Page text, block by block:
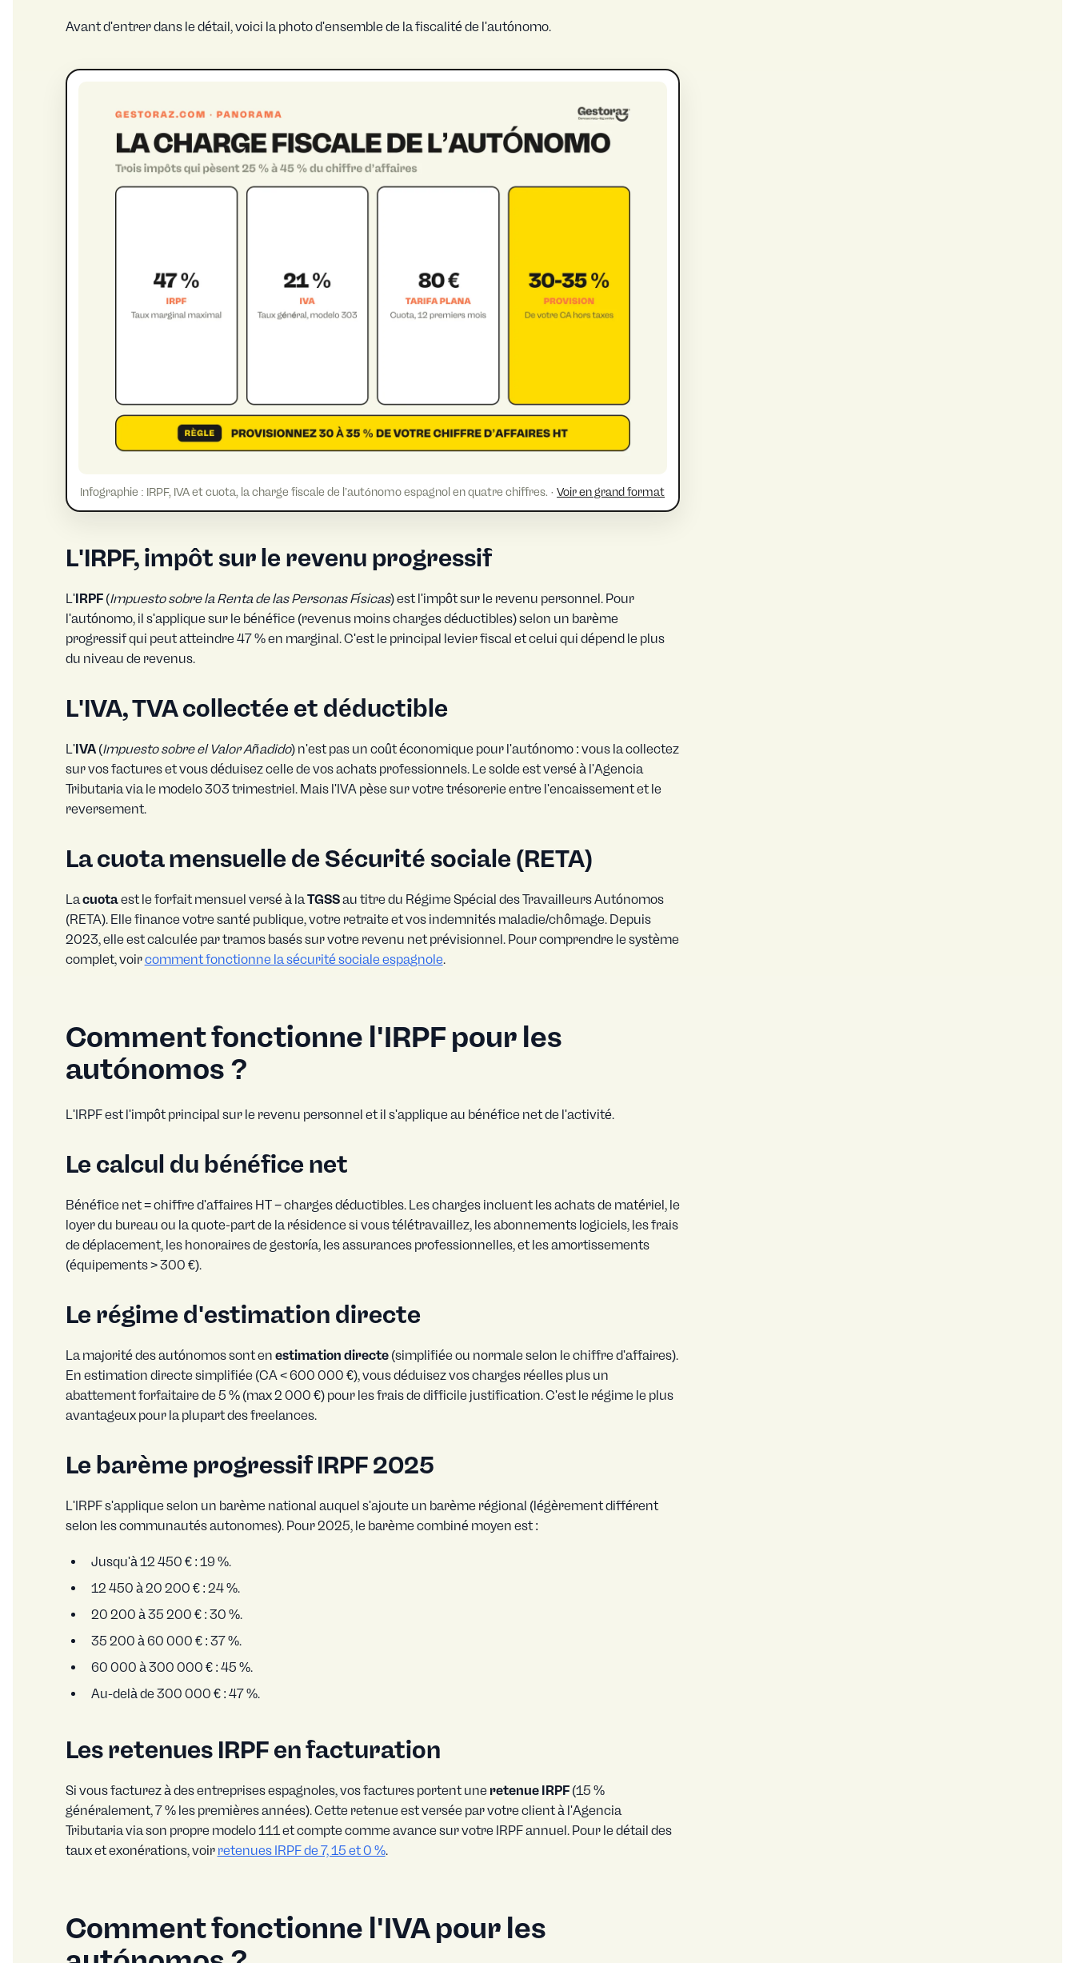
Avant d'entrer dans le détail, voici la photo d'ensemble de la fiscalité de l'autónomo.
Infographie : IRPF, IVA et cuota, la charge fiscale de l’autónomo espagnol en quatre chiffres. ·Voir en grand format
L'IRPF, impôt sur le revenu progressif
L'IRPF(Impuesto sobre la Renta de las Personas Físicas) est l'impôt sur le revenu personnel. Pour
l'autónomo, il s'applique sur le bénéfice (revenus moins charges déductibles) selon un barème
progressif qui peut atteindre 47 % en marginal. C'est le principal levier fiscal et celui qui dépend le plus
du niveau de revenus.
L'IVA, TVA collectée et déductible
L'IVA(Impuesto sobre el Valor Añadido) n'est pas un coût économique pour l'autónomo : vous la collectez
sur vos factures et vous déduisez celle de vos achats professionnels. Le solde est versé à l'Agencia
Tributaria via le modelo 303 trimestriel. Mais l'IVA pèse sur votre trésorerie entre l'encaissement et le
reversement.
La cuota mensuelle de Sécurité sociale (RETA)
Lacuotaest le forfait mensuel versé à laTGSSau titre du Régime Spécial des Travailleurs Autónomos
(RETA). Elle finance votre santé publique, votre retraite et vos indemnités maladie/chômage. Depuis
2023, elle est calculée par tramos basés sur votre revenu net prévisionnel. Pour comprendre le système
complet, voircomment fonctionne la sécurité sociale espagnole.
Comment fonctionne l'IRPF pour les
autónomos ?
L'IRPF est l'impôt principal sur le revenu personnel et il s'applique au bénéfice net de l'activité.
Le calcul du bénéfice net
Bénéfice net = chiffre d'affaires HT − charges déductibles. Les charges incluent les achats de matériel, le
loyer du bureau ou la quote-part de la résidence si vous télétravaillez, les abonnements logiciels, les frais
de déplacement, les honoraires de gestoría, les assurances professionnelles, et les amortissements
(équipements > 300 €).
Le régime d'estimation directe
La majorité des autónomos sont en estimation directe(simplifiée ou normale selon le chiffre d'affaires).
En estimation directe simplifiée (CA < 600 000 €), vous déduisez vos charges réelles plus un
abattement forfaitaire de 5 % (max 2 000 €) pour les frais de difficile justification. C'est le régime le plus
avantageux pour la plupart des freelances.
Le barème progressif IRPF 2025
L'IRPF s'applique selon un barème national auquel s'ajoute un barème régional (légèrement différent
selon les communautés autonomes). Pour 2025, le barème combiné moyen est :
Jusqu'à 12 450 € : 19 %.
12 450 à 20 200 € : 24 %.
20 200 à 35 200 € : 30 %.
35 200 à 60 000 € : 37 %.
60 000 à 300 000 € : 45 %.
Au-delà de 300 000 € : 47 %.
Les retenues IRPF en facturation
Si vous facturez à des entreprises espagnoles, vos factures portent une retenue IRPF(15 %
généralement, 7 % les premières années). Cette retenue est versée par votre client à l'Agencia
Tributaria via son propre modelo 111 et compte comme avance sur votre IRPF annuel. Pour le détail des
taux et exonérations, voir retenues IRPF de 7, 15 et 0 %.
Comment fonctionne l'IVA pour les